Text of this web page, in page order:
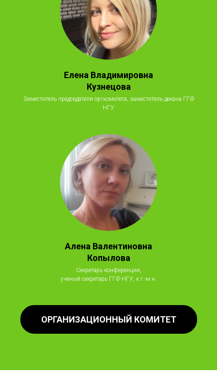
Елена Владимировна
Кузнецова
Заместитель председателя оргкомитета, заместитель декана ГГФ
НГУ
Алена Валентиновна
Копылова
Cекретарь конференции,
ученый секретарь ГГФ НГУ, к.г.-м.н.
ОРГАНИЗАЦИОННЫЙ КОМИТЕТ